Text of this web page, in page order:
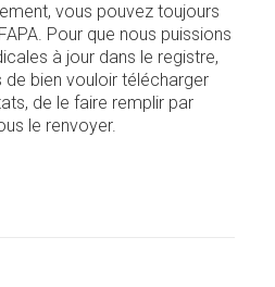
vous pouvez toujours
Pour que nous puissions
à jour dans le registre,
bien vouloir télécharger
de le faire remplir par
le renvoyer.